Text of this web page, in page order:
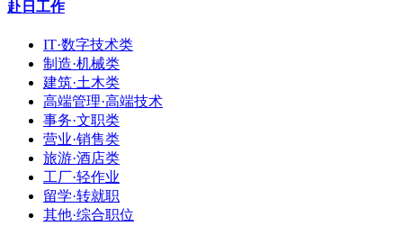
赴日工作
IT·数字技术类
制造·机械类
建筑·土木类
高端管理·高端技术
事务·文职类
营业·销售类
旅游·酒店类
工厂·轻作业
留学·转就职
其他·综合职位